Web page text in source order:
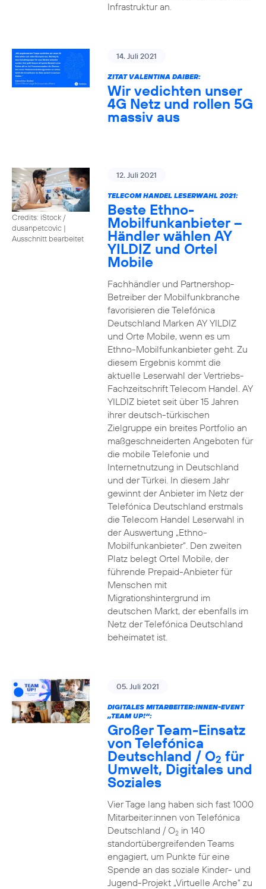
Infrastruktur an.
14. Juli 2021
ZITAT VALENTINA DAIBER:
Wir vedichten unser
4G Netz und rollen 5G
massiv aus
Credits: iStock /
dusanpetcovic |
Ausschnitt bearbeitet
12. Juli 2021
TELECOM HANDEL LESERWAHL 2021:
Beste Ethno-
Mobilfunkanbieter –
Händler wählen AY
YILDIZ und Ortel
Mobile
Fachhändler und Partnershop-
Betreiber der Mobilfunkbranche
favorisieren die Telefónica
Deutschland Marken AY YILDIZ
und Orte Mobile, wenn es um
Ethno-Mobilfunkanbieter geht. Zu
diesem Ergebnis kommt die
aktuelle Leserwahl der Vertriebs-
Fachzeitschrift Telecom Handel. AY
YILDIZ bietet seit über 15 Jahren
ihrer deutsch-türkischen
Zielgruppe ein breites Portfolio an
maßgeschneiderten Angeboten für
die mobile Telefonie und
Internetnutzung in Deutschland
und der Türkei. In diesem Jahr
gewinnt der Anbieter im Netz der
Telefónica Deutschland erstmals
die Telecom Handel Leserwahl in
der Auswertung „Ethno-
Mobilfunkanbieter“. Den zweiten
Platz belegt Ortel Mobile, der
führende Prepaid-Anbieter für
Menschen mit
Migrationshintergrund im
deutschen Markt, der ebenfalls im
Netz der Telefónica Deutschland
beheimatet ist.
05. Juli 2021
DIGITALES MITARBEITER:INNEN-EVENT
„TEAM UP!“:
Großer Team-Einsatz
von Telefónica
Deutschland / O2 für
Umwelt, Digitales und
Soziales
Vier Tage lang haben sich fast 1000
Mitarbeiter:innen von Telefónica
Deutschland / O2in 140
standortübergreifenden Teams
engagiert, um Punkte für eine
Spende an das soziale Kinder- und
Jugend-Projekt „Virtuelle Arche“ zu